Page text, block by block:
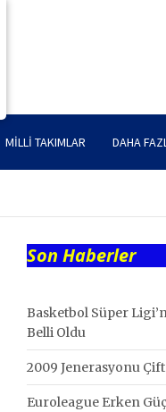
MILLI TAKIMLAR DAHA
Son Haberler
Basketbol Süper
Belli Oldu
2009 Jenerasyonu Çift
Euroleague Erken